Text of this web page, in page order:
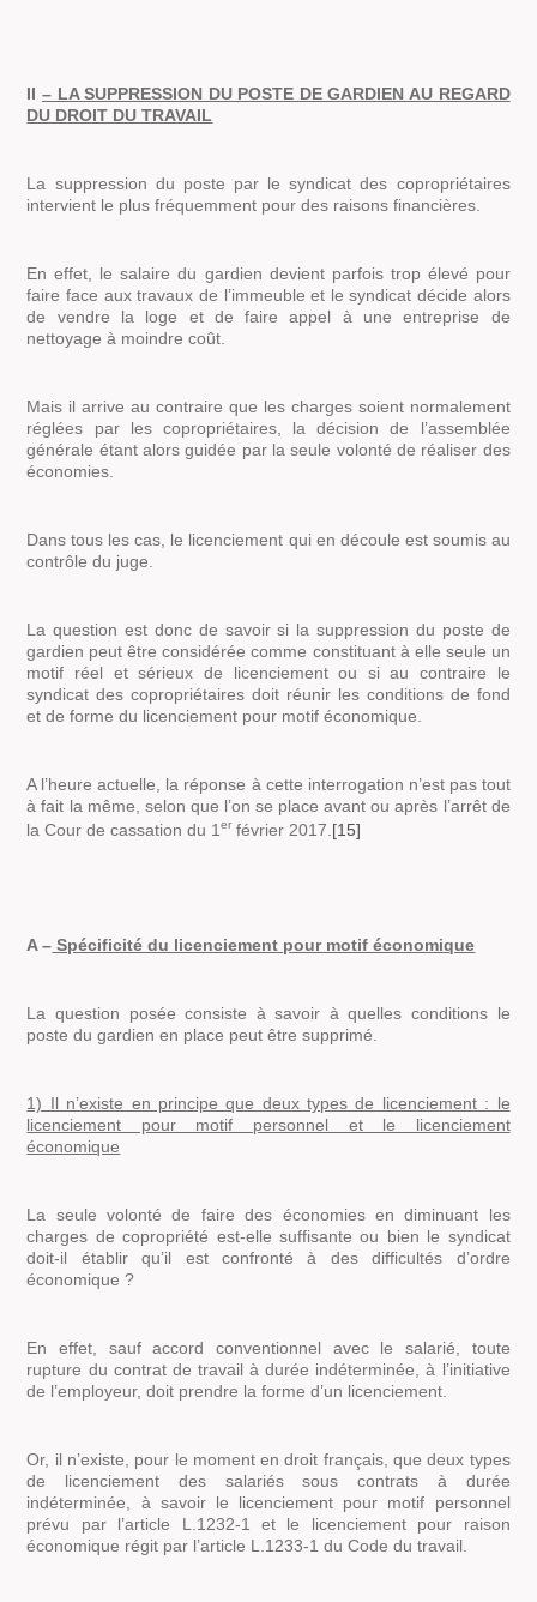
II – LA SUPPRESSION DU POSTE DE GARDIEN AU REGARD
DU DROIT DU TRAVAIL
La suppression du poste par le syndicat des copropriétaires
intervient le plus fréquemment pour des raisons financières.
En effet, le salaire du gardien devient parfois trop élevé pour
faire face aux travaux de l’immeuble et le syndicat décide alors
de vendre la loge et de faire appel à une entreprise de
nettoyage à moindre coût.
Mais il arrive au contraire que les charges soient normalement
réglées par les copropriétaires, la décision de l’assemblée
générale étant alors guidée par la seule volonté de réaliser des
économies.
Dans tous les cas, le licenciement qui en découle est soumis au
contrôle du juge.
La question est donc de savoir si la suppression du poste de
gardien peut être considérée comme constituant à elle seule un
motif réel et sérieux de licenciement ou si au contraire le
syndicat des copropriétaires doit réunir les conditions de fond
et de forme du licenciement pour motif économique.
A l’heure actuelle, la réponse à cette interrogation n’est pas tout
à fait la même, selon que l’on se place avant ou après l’arrêt de
la Cour de cassation du 1er février 2017. [15]
A – Spécificité du licenciement pour motif économique
La question posée consiste à savoir à quelles conditions le
poste du gardien en place peut être supprimé.
1) Il n’existe en principe que deux types de licenciement : le
licenciement pour motif personnel et le licenciement
économique
La seule volonté de faire des économies en diminuant les
charges de copropriété est-elle suffisante ou bien le syndicat
doit-il établir qu’il est confronté à des difficultés d’ordre
économique ?
En effet, sauf accord conventionnel avec le salarié, toute
rupture du contrat de travail à durée indéterminée, à l’initiative
de l’employeur, doit prendre la forme d’un licenciement.
Or, il n’existe, pour le moment en droit français, que deux types
de licenciement des salariés sous contrats à durée
indéterminée, à savoir le licenciement pour motif personnel
prévu par l’article L.1232-1 et le licenciement pour raison
économique régit par l’article L.1233-1 du Code du travail.